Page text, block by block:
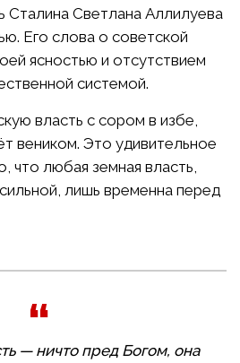
Сталина Светлана Аллилуева
Его слова о советской
ясностью и отсутствием
системой.
власть с сором в избе,
веником. Это удивительное
что любая земная власть,
лишь временна перед
— ничто пред Богом, она